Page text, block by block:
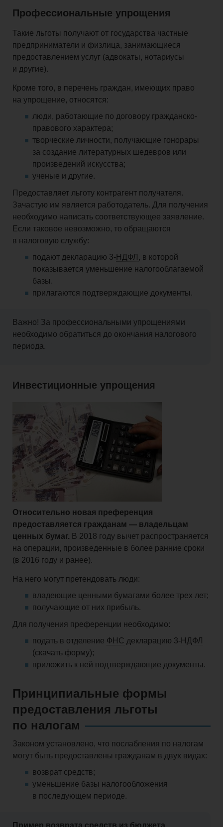
Профессиональные упрощения
Такие льготы получают от государства частные
предприниматели и физлица, занимающиеся
предоставлением услуг (адвокаты, нотариусы
и другие).
Кроме того, в перечень граждан, имеющих право
на упрощение, относятся:
люди, работающие по договору гражданско-
правового характера;
творческие личности, получающие гонорары
за создание литературных шедевров или
произведений искусства;
ученые и другие.
Предоставляет льготу контрагент получателя.
Зачастую им является работодатель. Для получения
необходимо написать соответствующее заявление.
Если таковое невозможно, то обращаются
в налоговую службу:
подают декларацию 3-НДФЛ , в которой
показывается уменьшение налогооблагаемой
базы.
прилагаются подтверждающие документы.
Важно! За профессиональными упрощениями
необходимо обратиться до окончания налогового
периода.
Инвестиционные упрощения
Относительно новая преференция
предоставляется гражданам — владельцам
ценных бумаг. В 2018 году вычет распространяется
на операции, произведенные в более ранние сроки
(в 2016 году и ранее).
На него могут претендовать люди:
владеющие ценными бумагами более трех лет;
получающие от них прибыль.
Для получения преференции необходимо:
подать в отделение ФНС декларацию 3-НДФЛ
(скачать форму);
приложить к ней подтверждающие документы.
Принципиальные формы
предоставления льготы
по налогам
Законом установлено, что послабления по налогам
могут быть предоставлены гражданам в двух видах:
возврат средств;
уменьшение базы налогообложения
в последующем периоде.
Пример возврата средств из бюджета